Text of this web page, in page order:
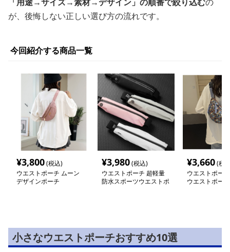
が、後悔しない正しい選び方の流れです。
今回紹介する商品一覧
¥3,800(税込)
ウエストポーチ ムーン
デザインポーチ
¥3,980(税込)
ウエストポーチ 超軽量
防水スポーツウエストポ
¥3,660(税
ウエストポー
ウエストポーチ
小さなウエストポーチおすすめ10選